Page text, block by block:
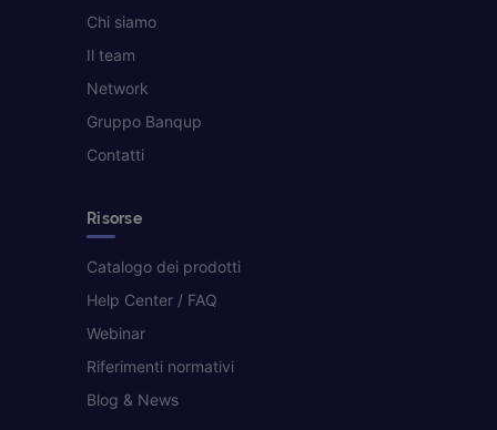
Chi siamo
Il team
Network
Gruppo Banqup
Contatti
Risorse
Catalogo dei prodotti
Help Center / FAQ
Webinar
Riferimenti normativi
Blog & News